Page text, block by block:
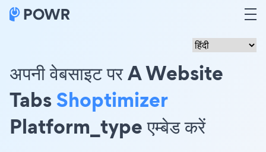
अपनी वेबसाइट पर A Website
TabsShoptimizer
Platform_type एम्बेड करें